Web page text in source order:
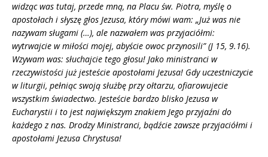
widząc was tutaj, przede mną, na Placu św. Piotra, myślę o
apostołach i słyszę głos Jezusa, który mówi wam: „Już was nie
nazywam sługami (…), ale nazwałem was przyjaciółmi:
wytrwajcie w miłości mojej, abyście owoc przynosili” (J 15, 9.16).
Wzywam was: słuchajcie tego głosu! Jako ministranci w
rzeczywistości już jesteście apostołami Jezusa! Gdy uczestniczycie
w liturgii, pełniąc swoją służbę przy ołtarzu, ofiarowujecie
wszystkim świadectwo. Jesteście bardzo blisko Jezusa w
Eucharystii i to jest największym znakiem Jego przyjaźni do
każdego z nas. Drodzy Ministranci, bądźcie zawsze przyjaciółmi i
apostołami Jezusa Chrystusa!